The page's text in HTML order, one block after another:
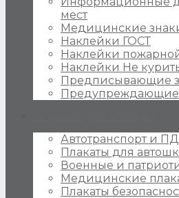
мест
Медицинские
Наклейки ГОСТ
Наклейки
Наклейки Не
Предписывающие
Предупреждающие
Автотранспорт и
Плакаты для
Военные и
Медицинские
Плакаты